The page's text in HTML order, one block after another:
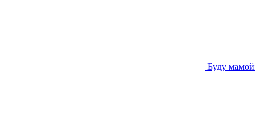
Буду мамой